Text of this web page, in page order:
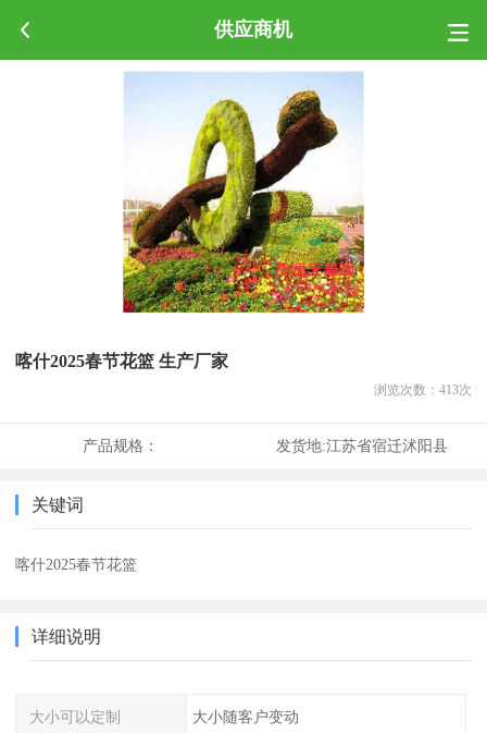
供应商机
喀什2025春节花篮 生产厂家
浏览次数： 413次
产品规格： 发货地:江苏省宿迁沭阳县
关键词
喀什2025春节花篮
详细说明
大小可以定制 大小随客户变动